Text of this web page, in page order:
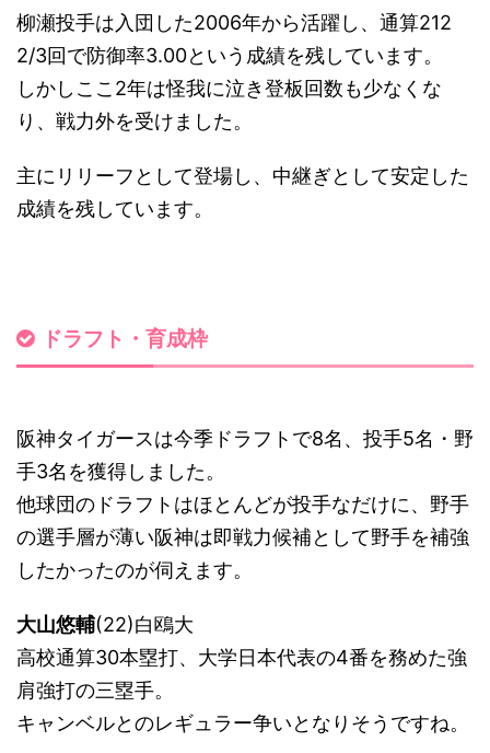
柳瀬投手は入団した2006年から活躍し、通算212
2/3回で防御率3.00という成績を残しています。
しかしここ2年は怪我に泣き登板回数も少なくな
り、戦力外を受けました。
主にリリーフとして登場し、中継ぎとして安定した
成績を残しています。
ドラフト・育成枠
阪神タイガースは今季ドラフトで8名、投手5名・野
手3名を獲得しました。
他球団のドラフトはほとんどが投手なだけに、野手
の選手層が薄い阪神は即戦力候補として野手を補強
したかったのが伺えます。
大山悠輔(22)白鴎大
高校通算30本塁打、大学日本代表の4番を務めた強
肩強打の三塁手。
キャンベルとのレギュラー争いとなりそうですね。